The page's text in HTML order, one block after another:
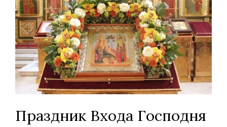
Праздник Входа Господня